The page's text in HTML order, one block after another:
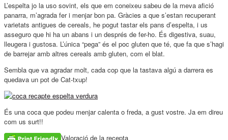
L’espelta jo la uso sovint, els que em coneixeu sabeu de la meva afició
panarra, m’agrada fer i menjar bon pa. Gràcies a que s’estan recuperant
varietats antigues de cereals, he pogut tastar els pans d’espelta, i us
asseguro que hi ha un abans i un després de fer-ho. És digestiva, suau,
lleugera i gustosa. L’única “pega” és el poc gluten que té, que fa que s’hagi
de barrejar amb altres cereals amb gluten, com el blat.
Sembla que va agradar molt, cada cop que la tastava algú a darrera es
quedava un pot de Cat-txup!
És una coca que podeu menjar calenta o freda, a gust vostre. Ja em direu
com us surt!!
Valoració de la recepta